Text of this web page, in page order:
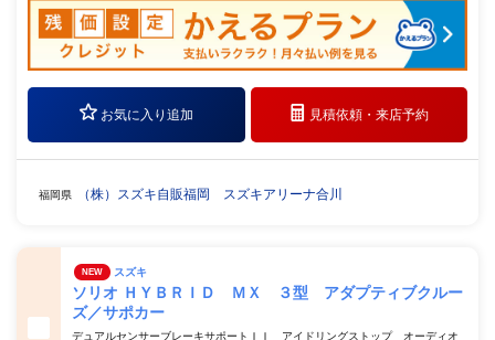
お気に入り追加 見積依頼・来店予約
福岡県 （株）スズキ自販福岡 スズキアリーナ合川
NEW スズキ
ソリオ ＨＹＢＲＩＤ ＭＸ ３型 アダプティブクルー
ズ／サポカー
デュアルセンサーブレーキサポートＩＩ アイドリングストップ オーディオ